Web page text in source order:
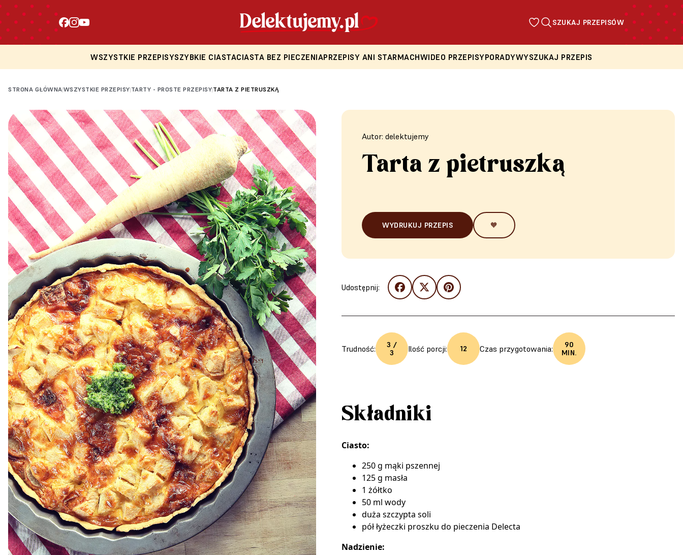
SZUKAJ PRZEPISÓW
WSZYSTKIE PRZEPISYSZYBKIE CIASTACIASTA BEZ PIECZENIAPRZEPISY ANI STARMACHWIDEO PRZEPISYPORADYWYSZUKAJ PRZEPIS
STRONA GŁÓWNA|WSZYSTKIE PRZEPISY|TARTY - PROSTE PRZEPISY|TARTA Z PIETRUSZKĄ
Autor: delektujemy
Tarta z pietruszką
WYDRUKUJ PRZEPIS 🧡
Udostępnij:
Trudność:
3 /
3
Ilość porcji: 12 Czas przygotowania:
90
MIN.
Składniki
Ciasto:
250 g mąki pszennej
125 g masła
1 żółtko
50 ml wody
duża szczypta soli
pół łyżeczki proszku do pieczenia Delecta
Nadzienie: